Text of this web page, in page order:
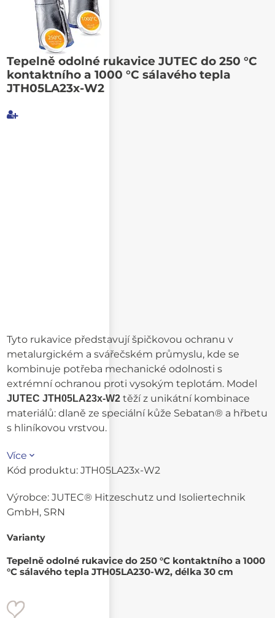
Tepelně odolné rukavice JUTEC do 250 °C
kontaktního a 1000 °C sálavého tepla
JTH05LA23x-W2
Poslat známému
Tyto rukavice představují špičkovou ochranu v
metalurgickém a svářečském průmyslu, kde se
kombinuje potřeba mechanické odolnosti s
extrémní ochranou proti vysokým teplotám. Model
JUTEC JTH05LA23x-W2 těží z unikátní kombinace
materiálů: dlaně ze speciální kůže Sebatan® a hřbetu
s hliníkovou vrstvou.
Více
Kód produktu: JTH05LA23x-W2
Výrobce: JUTEC® Hitzeschutz und Isoliertechnik
GmbH, SRN
Varianty
Tepelně odolné rukavice do 250 °C kontaktního a 1000
°C sálavého tepla JTH05LA230-W2, délka 30 cm